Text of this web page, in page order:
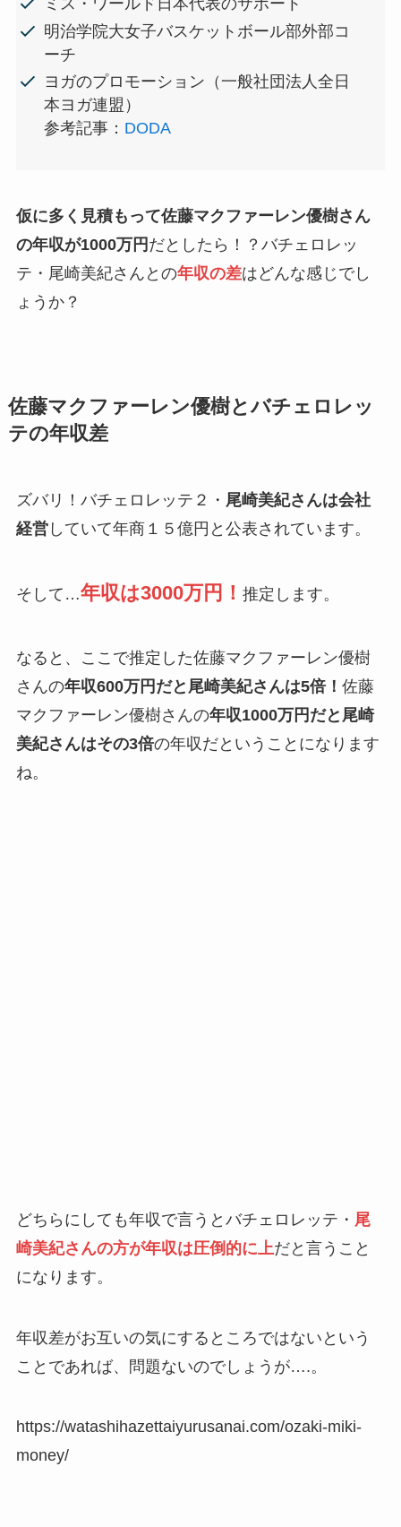
ミス・ワールド日本代表のサポート
明治学院大女子バスケットボール部外部コ
ーチ
ヨガのプロモーション（一般社団法人全日
本ヨガ連盟）
参考記事： DODA
仮に多く見積もって佐藤マクファーレン優樹さん
の年収が1000万円 だとしたら！？バチェロレッ
テ・尾崎美紀さんとの年収の差はどんな感じでし
ょうか？
佐藤マクファーレン優樹とバチェロレッ
テの年収差
ズバリ！バチェロレッテ２・ 尾崎美紀さんは会社
経営していて年商１５億円と公表されています。
そして…年収は3000万円！ 推定します。
なると、ここで推定した佐藤マクファーレン優樹
さんの年収600万円だと尾崎美紀さんは5倍！ 佐藤
マクファーレン優樹さんの年収1000万円だと尾崎
美紀さんはその3倍の年収だということになります
ね。
どちらにしても年収で言うとバチェロレッテ・ 尾
崎美紀さんの方が年収は圧倒的に上だと言うこと
になります。
年収差がお互いの気にするところではないという
ことであれば、問題ないのでしょうが….。
https://watashihazettaiyurusanai.com/ozaki-miki-
money/